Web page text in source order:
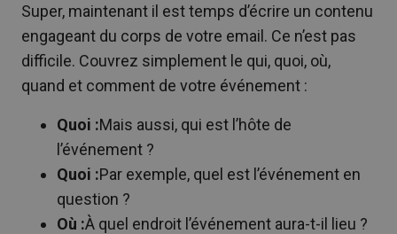
Super, maintenant il est temps d’écrire un contenu
engageant du corps de votre email. Ce n’est pas
difficile. Couvrez simplement le qui, quoi, où,
quand et comment de votre événement :
Quoi :Mais aussi, qui est l’hôte de
l’événement ?
Quoi :Par exemple, quel est l’événement en
question ?
Où :À quel endroit l’événement aura-t-il lieu ?